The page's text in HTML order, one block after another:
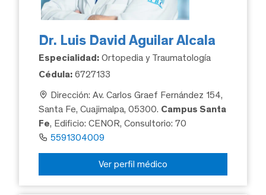
Dr. Luis David Aguilar Alcala
Especialidad: Ortopedia y Traumatología
Cédula: 6727133
Dirección: Av. Carlos Graef Fernández 154,
Santa Fe, Cuajimalpa, 05300. Campus Santa
Fe, Edificio: CENOR, Consultorio: 70
5591304009
Ver perfil médico